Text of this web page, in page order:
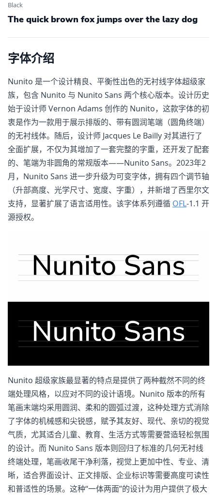
Black
The quick brown fox jumps over the lazy dog
字体介绍
Nunito​ 是一个设计精良、平衡性出色的无衬线字体超级家
族，包含 Nunito​ 与 Nunito Sans​ 两个核心版本。设计历史
始于设计师 Vernon Adams 创作的 Nunito，这款字体的初
衷是作为一款用于展示排版的、带有圆润笔端（圆角终端）
的无衬线体。随后，设计师 Jacques Le Bailly 对其进行了
全面扩展，不仅为其增加了一套完整的字重，还开发了配套
的、笔端为非圆角的常规版本——Nunito Sans。2023年2
月，Nunito Sans 进一步升级为可变字体，拥有四个调节轴
（升部高度、光学尺寸、宽度、字重），并新增了西里尔文
支持，显著扩展了语言适用性。该字体系列遵循 OFL-1.1 开
源授权。
Nunito 超级家族最显著的特点是提供了两种截然不同的终
端处理风格，以应对不同的设计语境。Nunito​ 版本的所有
笔画末端均采用圆润、柔和的圆弧过渡，这种处理方式消除
了字体的机械感和尖锐感，赋予其友好、现代、亲切的视觉
气质，尤其适合儿童、教育、生活方式等需要营造轻松氛围
的设计。而 Nunito Sans​ 版本则回归了标准的几何无衬线
终端处理，笔画收尾干净利落，视觉上更加中性、专业、清
晰，适合界面设计、正文排版、企业标识等需要高度可读性
和普适性的场景。这种“一体两面”的设计为用户提供了极大